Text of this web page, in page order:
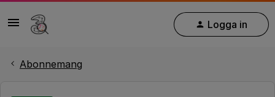
Logga in
Abonnemang